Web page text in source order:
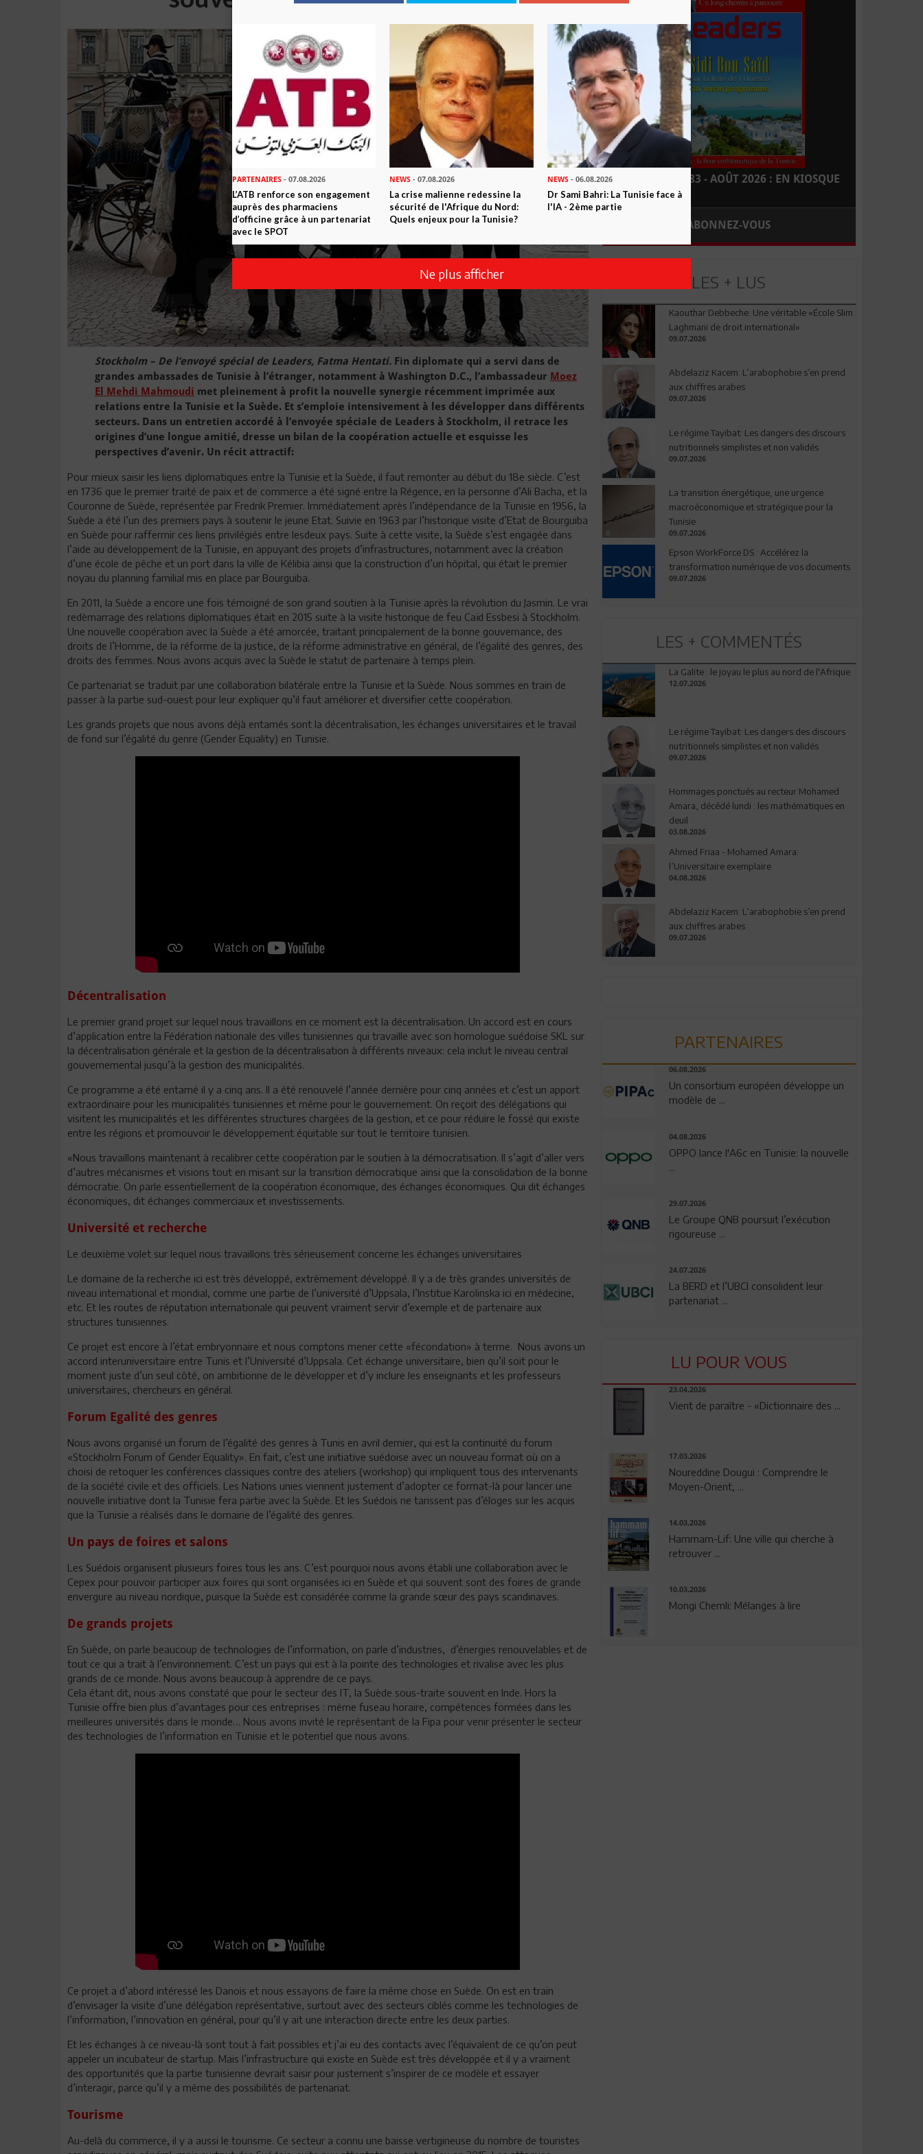
Stockholm – De l’envoyé spécial de Leaders, Fatma Hentati. Fin diplomate qui a servi dans de
grandes ambassades de Tunisie à l’étranger, notamment à Washington D.C., l’ambassadeur Moez
El Mehdi Mahmoudi met pleinement à profit la nouvelle synergie récemment imprimée aux
relations entre la Tunisie et la Suède. Et s’emploie intensivement à les développer dans différents
secteurs. Dans un entretien accordé à l’envoyée spéciale de Leaders à Stockholm, il retrace les
origines d’une longue amitié, dresse un bilan de la coopération actuelle et esquisse les
perspectives d’avenir. Un récit attractif:
Pour mieux saisir les liens diplomatiques entre la Tunisie et la Suède, il faut remonter au début du 18e siècle. C’est
en 1736 que le premier traité de paix et de commerce a été signé entre la Régence, en la personne d’Ali Bacha, et la
Couronne de Suède, représentée par Fredrik Premier. Immédiatement après l’indépendance de la Tunisie en 1956, la
Suède a été l’un des premiers pays à soutenir le jeune Etat. Suivie en 1963 par l’historique visite d’Etat de Bourguiba
en Suède pour raffermir ces liens privilégiés entre lesdeux pays. Suite à cette visite, la Suède s’est engagée dans
l’aide au développement de la Tunisie, en appuyant des projets d’infrastructures, notamment avec la création
d’une école de pêche et un port dans la ville de Kélibia ainsi que la construction d’un hôpital, qui était le premier
noyau du planning familial mis en place par Bourguiba.
En 2011, la Suède a encore une fois témoigné de son grand soutien à la Tunisie après la révolution du Jasmin. Le vrai
redèmarrage des relations diplomatiques était en 2015 suite à la visite historique de feu Caïd Essbesi à Stockholm.
Une nouvelle coopération avec la Suède a été amorcée, traitant principalement de la bonne gouvernance, des
droits de l’Homme, de la réforme de la justice, de la réforme administrative en général, de l’égalité des genres, des
droits des femmes. Nous avons acquis avec la Suède le statut de partenaire à temps plein.
Ce partenariat se traduit par une collaboration bilatérale entre la Tunisie et la Suède. Nous sommes en train de
passer à la partie sud-ouest pour leur expliquer qu’il faut améliorer et diversifier cette coopération.
Les grands projets que nous avons déjà entamés sont la décentralisation, les échanges universitaires et le travail
de fond sur l’égalité du genre (Gender Equality) en Tunisie.
Décentralisation
Le premier grand projet sur lequel nous travaillons en ce moment est la décentralisation. Un accord est en cours
d’application entre la Fédération nationale des villes tunisiennes qui travaille avec son homologue suédoise SKL sur
la décentralisation générale et la gestion de la décentralisation à différents niveaux: cela inclut le niveau central
gouvernemental jusqu’à la gestion des municipalités.
Ce programme a été entamé il y a cinq ans. Il a été renouvelé l’année dernière pour cinq années et c’est un apport
extraordinaire pour les municipalités tunisiennes et même pour le gouvernement. On reçoit des délégations qui
visitent les municipalités et les différentes structures chargées de la gestion, et ce pour réduire le fossé qui existe
entre les régions et promouvoir le développement équitable sur tout le territoire tunisien.
«Nous travaillons maintenant à recalibrer cette coopération par le soutien à la démocratisation. Il s’agit d’aller vers
d’autres mécanismes et visions tout en misant sur la transition démocratique ainsi que la consolidation de la bonne
démocratie. On parle essentiellement de la coopération économique, des échanges économiques. Qui dit échanges
économiques, dit échanges commerciaux et investissements.
Université et recherche
Le deuxième volet sur lequel nous travaillons très sérieusement concerne les échanges universitaires
Le domaine de la recherche ici est très développé, extrêmement développé. Il y a de très grandes universités de
niveau international et mondial, comme une partie de l’université d’Uppsala, l’Institue Karolinska ici en médecine,
etc. Et les routes de réputation internationale qui peuvent vraiment servir d’exemple et de partenaire aux
structures tunisiennes.
Ce projet est encore à l’état embryonnaire et nous comptons mener cette «fécondation» à terme. Nous avons un
accord interuniversitaire entre Tunis et l’Université d’Uppsala. Cet échange universitaire, bien qu’il soit pour le
moment juste d’un seul côté, on ambitionne de le développer et d’y inclure les enseignants et les professeurs
universitaires, chercheurs en général.
Forum Egalité des genres
Nous avons organisé un forum de l’égalité des genres à Tunis en avril dernier, qui est la continuité du forum
«Stockholm Forum of Gender Equality». En fait, c’est une initiative suédoise avec un nouveau format où on a
choisi de retoquer les conférences classiques contre des ateliers (workshop) qui impliquent tous des intervenants
de la société civile et des officiels. Les Nations unies viennent justement d’adopter ce format-là pour lancer une
nouvelle initiative dont la Tunisie fera partie avec la Suède. Et les Suédois ne tarissent pas d’éloges sur les acquis
que la Tunisie a réalisés dans le domaine de l’égalité des genres.
Un pays de foires et salons
Les Suédois organisent plusieurs foires tous les ans. C’est pourquoi nous avons établi une collaboration avec le
Cepex pour pouvoir participer aux foires qui sont organisées ici en Suède et qui souvent sont des foires de grande
envergure au niveau nordique, puisque la Suède est considérée comme la grande sœur des pays scandinaves.
De grands projets
En Suède, on parle beaucoup de technologies de l’information, on parle d’industries, d’énergies renouvelables et de
tout ce qui a trait à l’environnement. C’est un pays qui est à la pointe des technologies et rivalise avec les plus
grands de ce monde. Nous avons beaucoup à apprendre de ce pays.
Cela étant dit, nous avons constaté que pour le secteur des IT, la Suède sous-traite souvent en Inde. Hors la
Tunisie offre bien plus d’avantages pour ces entreprises : même fuseau horaire, compétences formées dans les
meilleures universités dans le monde… Nous avons invité le représentant de la Fipa pour venir présenter le secteur
des technologies de l’information en Tunisie et le potentiel que nous avons.
Ce projet a d’abord intéressé les Danois et nous essayons de faire la même chose en Suède. On est en train
d’envisager la visite d’une délégation représentative, surtout avec des secteurs ciblés comme les technologies de
l’information, l’innovation en général, pour qu’il y ait une interaction directe entre les deux parties.
Et les échanges à ce niveau-là sont tout à fait possibles et j’ai eu des contacts avec l’équivalent de ce qu’on peut
appeler un incubateur de startup. Mais l’infrastructure qui existe en Suède est très développée et il y a vraiment
des opportunités que la partie tunisienne devrait saisir pour justement s’inspirer de ce modèle et essayer
d’interagir, parce qu’il y a même des possibilités de partenariat.
Tourisme
Au-delà du commerce, il y a aussi le tourisme. Ce secteur a connu une baisse vertigineuse du nombre de touristes
LEADERS N° 183 - AOÛT 2026 : EN KIOSQUE
ABONNEZ-VOUS
LES + LUS
Kaouthar Debbeche: Une véritable «École Slim
Laghmani de droit international»
09.07.2026
Abdelaziz Kacem: L’arabophobie s’en prend
aux chiffres arabes
09.07.2026
Le régime Tayibat: Les dangers des discours
nutritionnels simplistes et non validés
09.07.2026
La transition énergétique, une urgence
macroéconomique et stratégique pour la
Tunisie
09.07.2026
Epson WorkForce DS : Accélérez la
transformation numérique de vos documents
09.07.2026
LES + COMMENTÉS
La Galite : le joyau le plus au nord de l'Afrique
12.07.2026
Le régime Tayibat: Les dangers des discours
nutritionnels simplistes et non validés
09.07.2026
Hommages ponctués au recteur Mohamed
Amara, décédé lundi : les mathématiques en
deuil
03.08.2026
Ahmed Friaa - Mohamed Amara:
l’Universitaire exemplaire
04.08.2026
Abdelaziz Kacem: L’arabophobie s’en prend
aux chiffres arabes
09.07.2026
PARTENAIRES
06.08.2026
Un consortium européen développe un
modèle de ...
04.08.2026
OPPO lance l'A6c en Tunisie: la nouvelle
29.07.2026
Le Groupe QNB poursuit l’exécution
rigoureuse ...
24.07.2026
La BERD et l’UBCI consolident leur
partenariat ...
LU POUR VOUS
23.04.2026
Vient de paraître - «Dictionnaire des ...
17.03.2026
Noureddine Dougui : Comprendre le
Moyen-Orient, ...
14.03.2026
Hammam-Lif: Une ville qui cherche à
retrouver ...
10.03.2026
Mongi Chemli: Mélanges à lire
PARTENAIRES - 07.08.2026
L’ATB renforce son engagement
auprès des pharmaciens
d’officine grâce à un partenariat
avec le SPOT
NEWS - 07.08.2026
La crise malienne redessine la
sécurité de l'Afrique du Nord:
Quels enjeux pour la Tunisie?
NEWS- 06.08.2026
Dr Sami Bahri: La Tunisie face à
l'IA - 2ème partie
Ne plus afficher